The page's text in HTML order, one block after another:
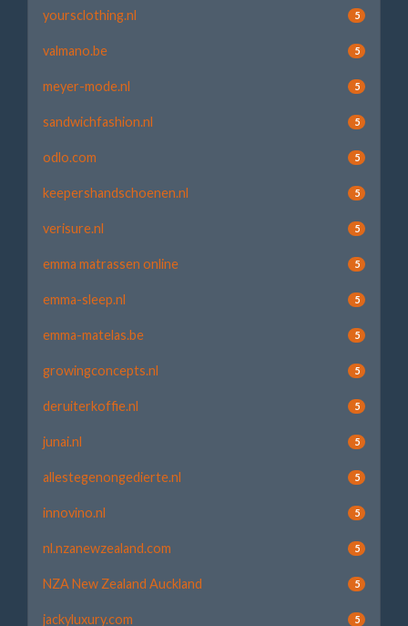
yoursclothing.nl 5
valmano.be 5
meyer-mode.nl 5
sandwichfashion.nl 5
odlo.com 5
keepershandschoenen.nl 5
verisure.nl 5
emma matrassen online 5
emma-sleep.nl 5
emma-matelas.be 5
growingconcepts.nl 5
deruiterkoffie.nl 5
junai.nl 5
allestegenongedierte.nl 5
innovino.nl 5
nl.nzanewzealand.com 5
NZA New Zealand Auckland 5
jackyluxury.com 5